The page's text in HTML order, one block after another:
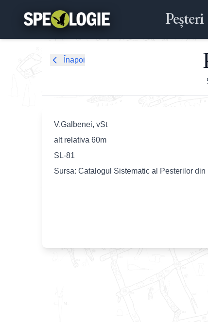
Peșteri
Înapoi
V.Galbenei, vSt
alt relativa 60m
SL-81
Sursa: Catalogul Sistematic al Pesterilor din